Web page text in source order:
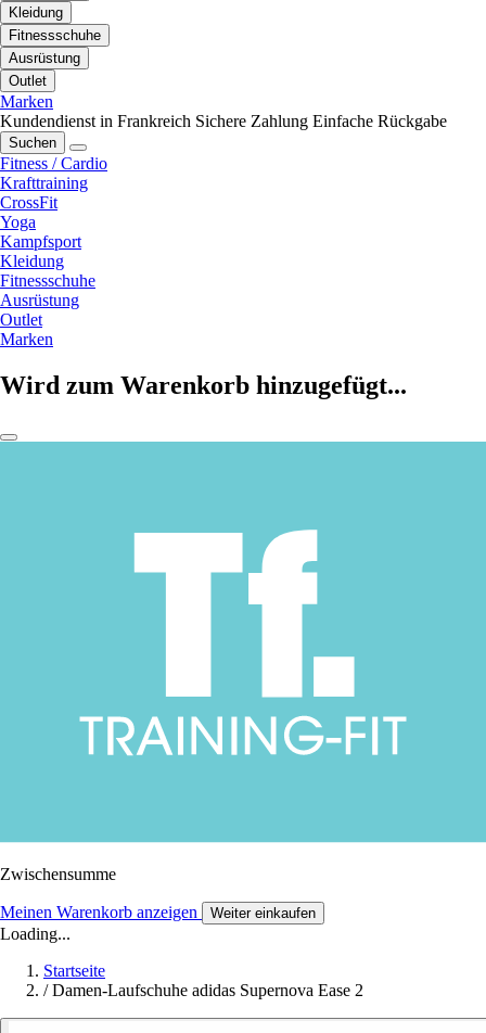
Kleidung
Fitnessschuhe
Ausrüstung
Outlet
Marken
Kundendienst in Frankreich Sichere Zahlung Einfache Rückgabe
Suchen
Fitness / Cardio
Krafttraining
CrossFit
Yoga
Kampfsport
Kleidung
Fitnessschuhe
Ausrüstung
Outlet
Marken
Wird zum Warenkorb hinzugefügt...
Zwischensumme
Meinen Warenkorb anzeigen Weiter einkaufen
Loading...
Startseite
/ Damen-Laufschuhe adidas Supernova Ease 2